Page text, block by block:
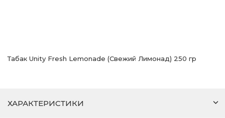
Табак Unity Fresh Lemonade (Свежий Лимонад) 250 гр
ХАРАКТЕРИСТИКИ